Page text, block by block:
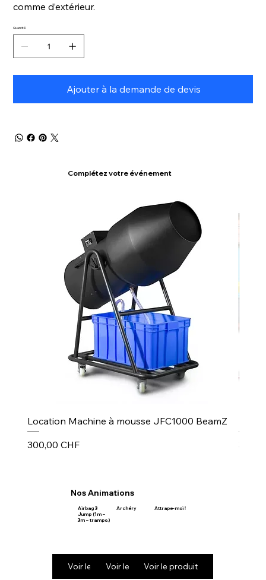
comme d’extérieur.
Quantité
Ajouter à la demande de devis
Complétez votre événement
Location Machine à mousse JFC1000 BeamZ
Prix
300,00 CHF
Prix
30,00
Nos Animations
Airbag 3
Jump (1m –
3m – trampo.)
Voir le produit
Archéry
Voir le produit
Attrape-moi !
Voir le produit